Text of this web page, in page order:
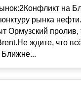
на
рынка
Ормузский
ждите, что
Ближне...